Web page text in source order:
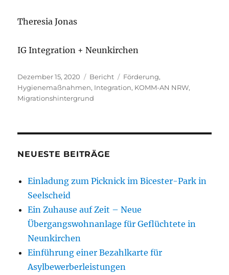
Theresia Jonas
IG Integration + Neunkirchen
Veröffentlicht
am
Dezember 15, 2020 Kategorien
Bericht Schlagwörter
Förderung,
Hygienemaßnahmen, Integration, KOMM-AN NRW,
Migrationshintergrund
NEUESTE BEITRÄGE
Einladung zum Picknick im Bicester-Park in
Seelscheid
Ein Zuhause auf Zeit – Neue
Übergangswohnanlage für Geflüchtete in
Neunkirchen
Einführung einer Bezahlkarte für
Asylbewerberleistungen